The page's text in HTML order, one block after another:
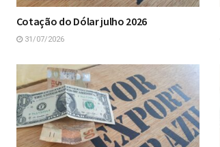
Cotação do Dólar julho 2026
31/07/2026